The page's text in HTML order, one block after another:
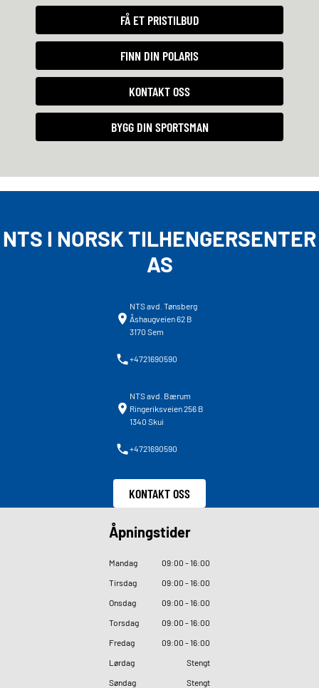
FÅ ET PRISTILBUD
FINN DIN POLARIS
KONTAKT OSS
BYGG DIN SPORTSMAN
NTS I NORSK TILHENGERSENTER
AS
NTS avd. Tønsberg
Åshaugveien 62 B
3170 Sem
+4721690590
NTS avd. Bærum
Ringeriksveien 256 B
1340 Skui
+4721690590
KONTAKT OSS
Åpningstider
Mandag 09:00 - 16:00
Tirsdag
09:00 - 16:00
Onsdag
09:00 - 16:00
Torsdag
09:00 - 16:00
Fredag
09:00 - 16:00
Lørdag
Stengt
Søndag
Stengt